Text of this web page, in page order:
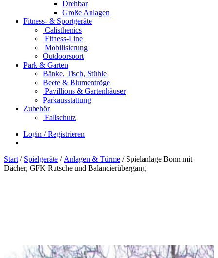
Drehbar
Große Anlagen
Fitness- & Sportgeräte
Calisthenics
Fitness-Line
Mobilisierung
Outdoorsport
Park & Garten
Bänke, Tisch, Stühle
Beete & Blumentröge
Pavillions & Gartenhäuser
Parkausstattung
Zubehör
Fallschutz
Login / Registrieren
Start / Spielgeräte / Anlagen & Türme / Spielanlage Bonn mit
Dächer, GFK Rutsche und Balancierübergang